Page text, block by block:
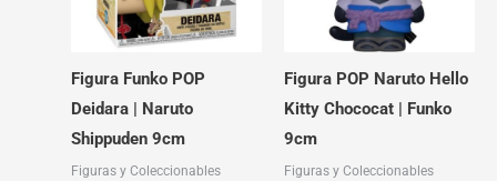
Figura Funko POP
Deidara | Naruto
Shippuden 9cm
Figuras y Coleccionables
Figura POP Naruto Hello
Kitty Chococat | Funko
9cm
Figuras y Coleccionables